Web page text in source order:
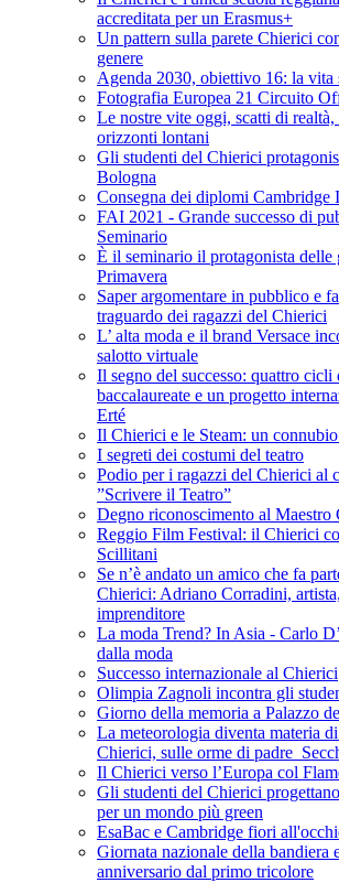
accreditata per un Erasmus+
Un pattern sulla parete Chierici
genere
Agenda 2030, obiettivo 16: la vita
Fotografia Europea 21 Circuito
Le nostre vite oggi, scatti di realtà,
orizzonti lontani
Gli studenti del Chierici
Bologna
Consegna dei diplomi Cambridge
FAI 2021 - Grande successo di
Seminario
È il seminario il protagonista delle
Primavera
Saper argomentare in pubblico e
traguardo dei ragazzi del Chierici
L’ alta moda e il brand Versace
salotto virtuale
Il segno del successo: quattro cicli
baccalaureate e un progetto
Erté
Il Chierici e le Steam: un
I segreti dei costumi del teatro
Podio per i ragazzi del Chierici al
”Scrivere il Teatro”
Degno riconoscimento al Maestro
Reggio Film Festival: il Chierici
Scillitani
Se n’è andato un amico che fa
Chierici: Adriano Corradini,
imprenditore
La moda Trend? In Asia - Carlo
dalla moda
Successo internazionale al Chierici
Olimpia Zagnoli incontra gli
Giorno della memoria a Palazzo
La meteorologia diventa materia
Chierici, sulle orme di padre
Il Chierici verso l’Europa col
Gli studenti del Chierici
per un mondo più green
EsaBac e Cambridge fiori
Giornata nazionale della bandiera
anniversario dal primo tricolore